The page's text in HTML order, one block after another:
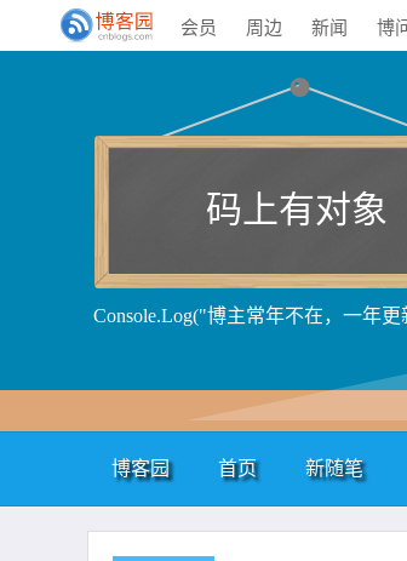
会员 周边 新闻 博
码上有对象
Console.Log("博主常年不在，一年
博客园 首页 新随笔